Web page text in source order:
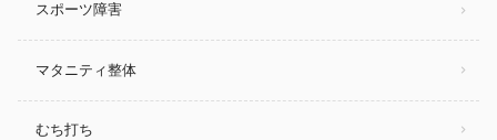
スポーツ障害
マタニティ整体
むち打ち